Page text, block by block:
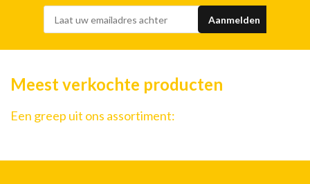
Meest verkochte producten
Een greep uit ons assortiment: